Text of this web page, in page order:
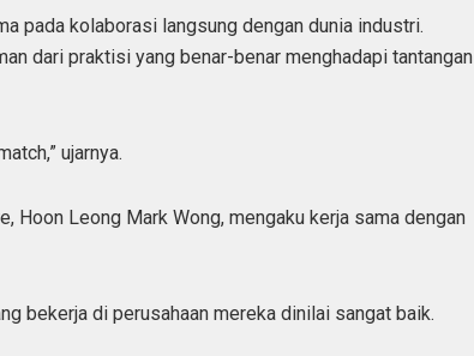
pada kolaborasi langsung dengan dunia industri.
dari praktisi yang benar-benar menghadapi tantangan
ujarnya.
Hoon Leong Mark Wong, mengaku kerja sama dengan
bekerja di perusahaan mereka dinilai sangat baik.